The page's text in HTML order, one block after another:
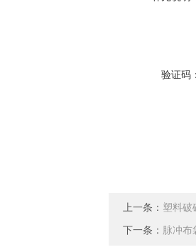
验证码
上一条： 塑料破
下一条： 脉冲布